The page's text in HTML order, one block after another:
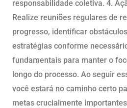
responsabilidade coletiva. 4.
Realize reuniões regulares de
progresso, identificar
estratégias conforme
fundamentais para manter o
longo do processo. Ao seguir
você estará no caminho certo
metas crucialmente